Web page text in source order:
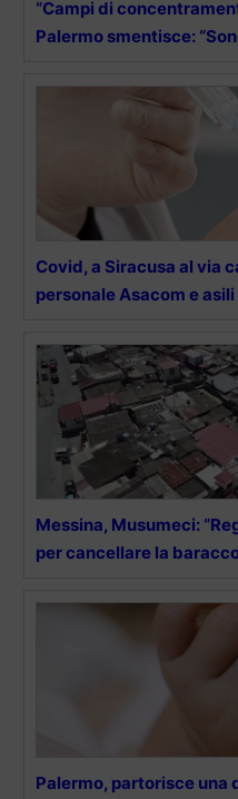
“Campi di
Palermo smentisce:
Covid, a Siracusa al via
personale Asacom e asili
Messina, Musumeci:
per cancellare la
Palermo, partorisce una